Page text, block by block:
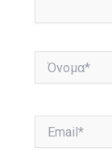
Όνομα*